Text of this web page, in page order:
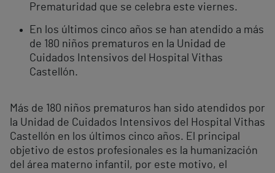
Prematuridad que se celebra este viernes.
En los últimos cinco años se han atendido a más
de 180 niños prematuros en la Unidad de
Cuidados Intensivos del Hospital Vithas
Castellón.
Más de 180 niños prematuros han sido atendidos por
la Unidad de Cuidados Intensivos del Hospital Vithas
Castellón en los últimos cinco años. El principal
objetivo de estos profesionales es la humanización
del área materno infantil, por este motivo, el